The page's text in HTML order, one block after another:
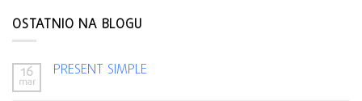
OSTATNIO NA BLOGU
16
mar
PRESENT SIMPLE